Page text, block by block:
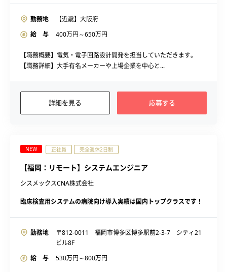
勤務地
【近畿】大阪府
給 与
400万円～650万円
【職務概要】電気・電子回路設計開発を担当していただきます。
【職務詳細】大手有名メーカーや上場企業を中心と...
詳細を見る 応募する
NEW 正社員 完全週休2日制
【福岡：リモート】システムエンジニア
シスメックスCNA株式会社
臨床検査用システムの病院向け導入実績は国内トップクラスです！
勤務地
〒812-0011 福岡市博多区博多駅前2-3-7 シティ21
ビル8F
給 与
530万円～800万円